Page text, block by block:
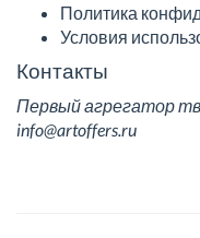
Политика
Условия
Контакты
Первый агрегатор
info@artoffers.ru